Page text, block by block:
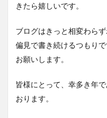
きたら嬉しいです。
ブログはきっと相変わら
偏見で書き続けるつもり
お願いします。
皆様にとって、幸多き年
おります。